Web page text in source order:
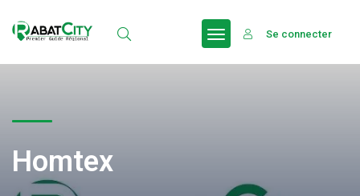
Se connecter
Homtex